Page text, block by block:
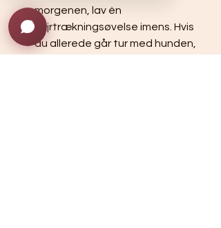
morgenen, lav én
vejrtrækningsøvelse imens. Hvis
du allerede går tur med hunden,